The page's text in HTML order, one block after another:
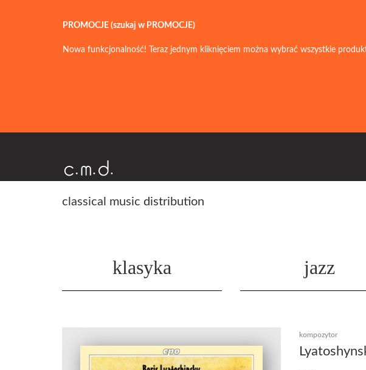
PROMOCJE (szukaj w PROMOCJE)
Nowa funkcjonalność! Teraz jednym kliknięciem można wybrać wszystkie
classical music distribution
klasyka jazz
kompozytor